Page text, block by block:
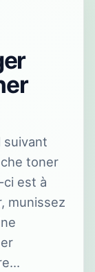
suivant
toner
ci est à
munissez